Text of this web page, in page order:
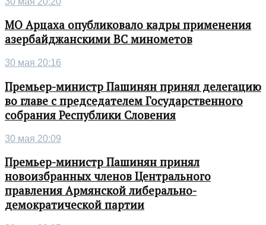
МО Арцаха опубликовало кадры применения
азербайджанскими ВС минометов
30 мая 20:16
Премьер-министр Пашинян принял делегацию
во главе с председателем Государственного
собрания Республики Словения
30 мая 20:09
Премьер-министр Пашинян принял
новоизбранных членов Центрального
правления Армянской либерально-
демократической партии